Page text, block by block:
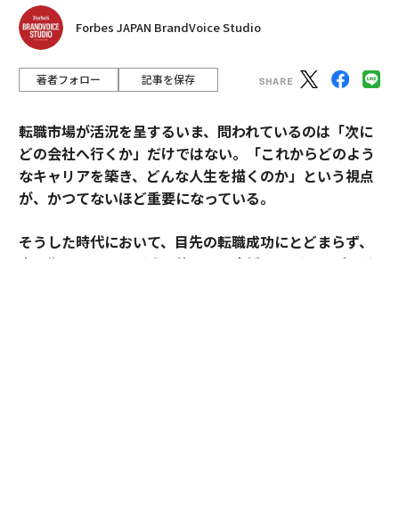
Forbes JAPAN BrandVoice Studio
著者フォロー 記事を保存
転職市場が活況を呈するいま、問われているのは「次に
どの会社へ行くか」だけではない。「これからどのよう
なキャリアを築き、どんな人生を描くのか」という視点
が、かつてないほど重要になっている。
そうした時代において、目先の転職成功にとどまらず、
中長期のキャリア形成に伴走する支援を掲げるのがアサ